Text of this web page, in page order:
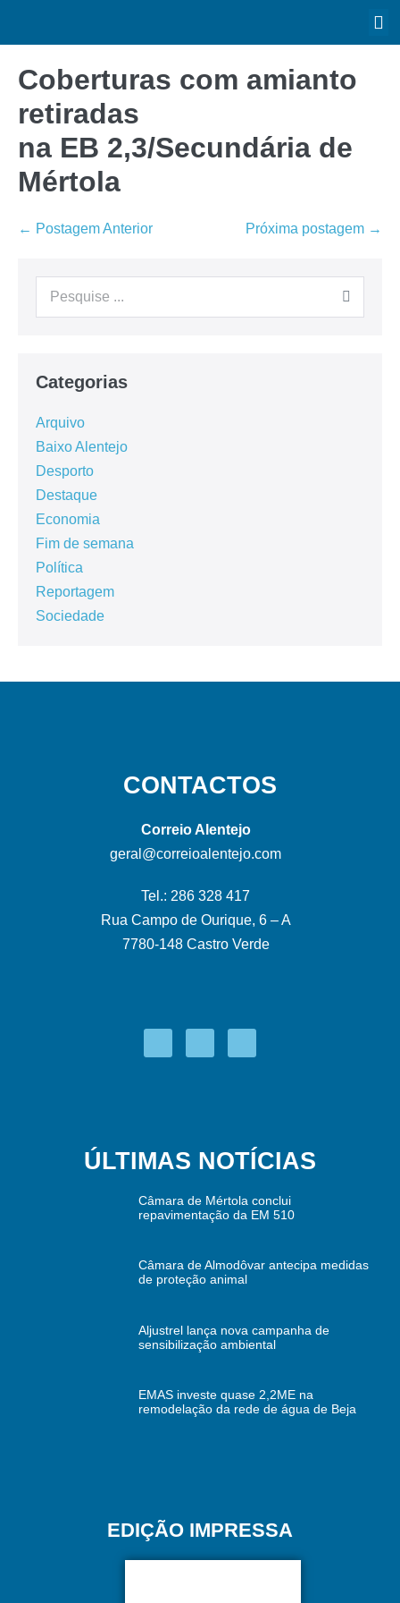
Coberturas com amianto
retiradas
na EB 2,3/Secundária de
Mértola
← Postagem Anterior Próxima postagem →
Categorias
Arquivo
Baixo Alentejo
Desporto
Destaque
Economia
Fim de semana
Política
Reportagem
Sociedade
CONTACTOS
Correio Alentejo
geral@correioalentejo.com
Tel.: 286 328 417
Rua Campo de Ourique, 6 – A
7780-148 Castro Verde
ÚLTIMAS NOTÍCIAS
Câmara de Mértola conclui
repavimentação da EM 510
Câmara de Almodôvar antecipa medidas
de proteção animal
Aljustrel lança nova campanha de
sensibilização ambiental
EMAS investe quase 2,2ME na
remodelação da rede de água de Beja
EDIÇÃO IMPRESSA